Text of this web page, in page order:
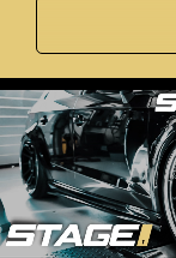
Sænkning
Tuning
Ventilrens
Værksted